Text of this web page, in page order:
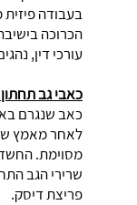
בעבודה
הכרוכה
עורכי דין,
כאבי גב
כאב שנגרם
לאחר מאמץ
מסוימת.
שרירי הגב
פריצת דיסק.